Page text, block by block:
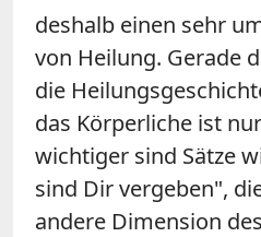
deshalb einen sehr
von Heilung. Gerade
die
das Körperliche ist
wichtiger sind Sätze
sind Dir vergeben",
andere Dimension